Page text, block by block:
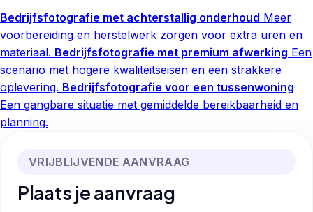
Bedrijfsfotografie met achterstallig onderhoud Meer
voorbereiding en herstelwerk zorgen voor extra uren en
materiaal. Bedrijfsfotografie met premium afwerking Een
scenario met hogere kwaliteitseisen en een strakkere
oplevering. Bedrijfsfotografie voor een tussenwoning
Een gangbare situatie met gemiddelde bereikbaarheid en
planning.
VRIJBLIJVENDE AANVRAAG
Plaats je aanvraag